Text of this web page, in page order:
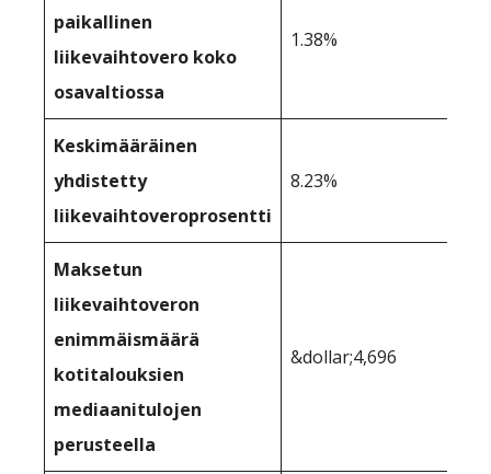
paikallinen
liikevaihtovero koko
osavaltiossa
1.38%
Keskimääräinen
yhdistetty
liikevaihtoveroprosentti
8.23%
Maksetun
liikevaihtoveron
enimmäismäärä
kotitalouksien
mediaanitulojen
perusteella
&dollar;4,696